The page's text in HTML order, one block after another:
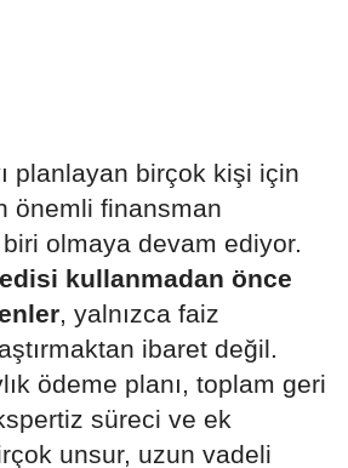
planlayan birçok kişi için
önemli finansman
olmaya devam ediyor.
kullanmadan önce
, yalnızca faiz
ibaret değil.
ödeme planı, toplam geri
süreci ve ek
unsur, uzun vadeli